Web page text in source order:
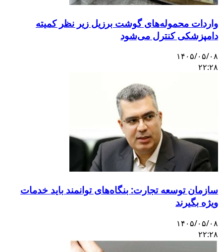
واردات محموله‌های گوشت برزیل زیر نظر کمیته
دامپزشکی کنترل می‌شود
۱۴۰۵/۰۵/۰۸
۲۲:۲۸
سازمان توسعه تجارت: بنگاه‌های توانمند باید خدمات
ویژه بگیرند
۱۴۰۵/۰۵/۰۸
۲۲:۲۸